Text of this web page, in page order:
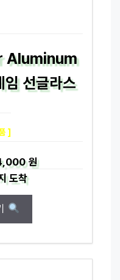
Aluminum
임 선글라스
]
원
도착